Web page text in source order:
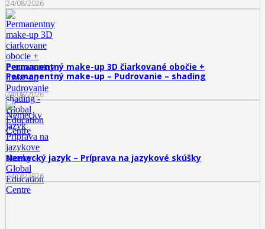
24/08/2026
Permanentný make-up 3D čiarkované obočie +
Permanentný make-up – Pudrovanie – shading
24/08/2026
Nemecký jazyk – Príprava na jazykové skúšky
24/08/2026